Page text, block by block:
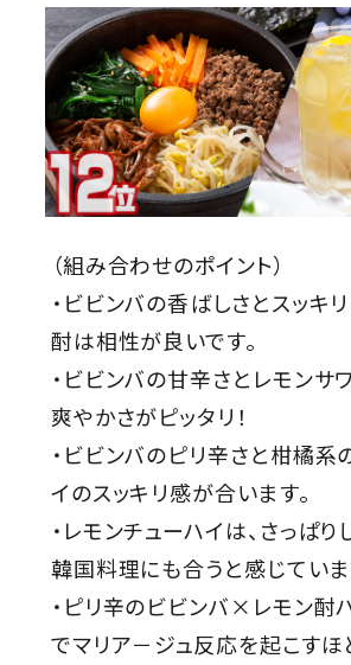
（組み合わせのポイント）
・ビビンバの香ばしさとスッキ
酎は相性が良いです。
・ビビンバの甘辛さとレモンサ
爽やかさがピッタリ！
・ビビンバのピリ辛さと柑橘系
イのスッキリ感が合います。
・レモンチューハイは、さっぱり
韓国料理にも合うと感じていま
・ピリ辛のビビンバ×レモン酎
でマリア－ジュ反応を起こす